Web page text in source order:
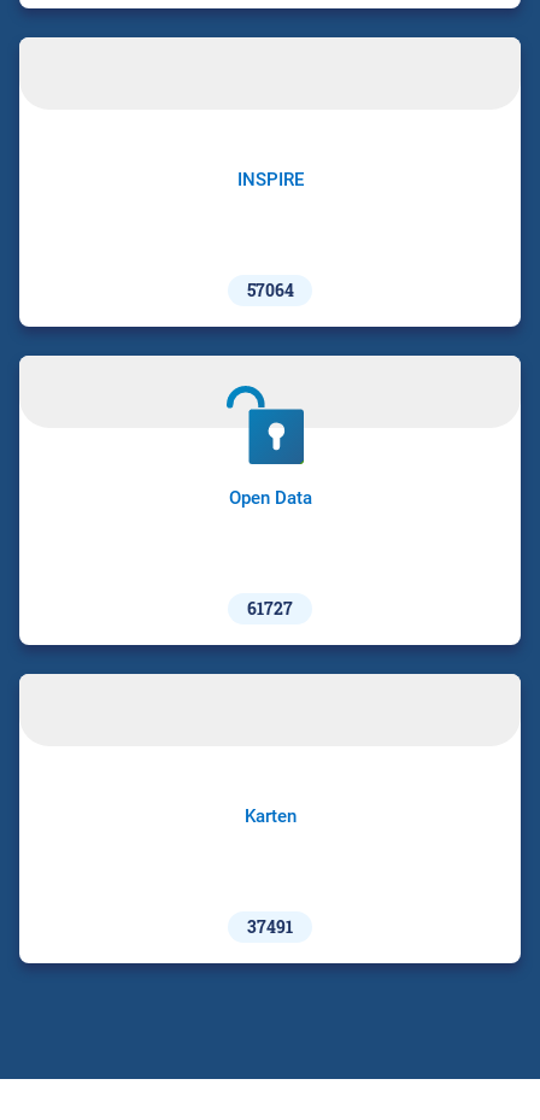
INSPIRE
57064
Open Data
61727
Karten
37491